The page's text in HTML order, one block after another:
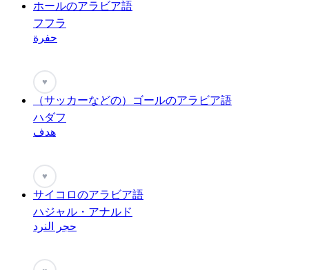
ホールのアラビア語
フフラ
حفرة
♥
（サッカーなどの）ゴールのアラビア語
ハダフ
هدف
♥
サイコロのアラビア語
ハジャル・アナルド
حجر النرد